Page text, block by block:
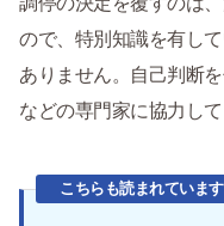
ので、特別知識を有し
ありません。自己判断
などの専門家に協力し
こちらも読まれています